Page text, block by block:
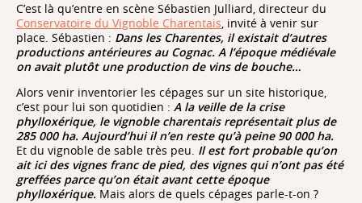
C’est là qu’entre en scène Sébastien Julliard, directeur du
Conservatoire du Vignoble Charentais, invité à venir sur
place. Sébastien : Dans les Charentes, il existait d’autres
productions antérieures au Cognac. A l’époque médiévale
on avait plutôt une production de vins de bouche…
Alors venir inventorier les cépages sur un site historique,
c’est pour lui son quotidien : A la veille de la crise
phylloxérique, le vignoble charentais représentait plus de
285 000 ha. Aujourd’hui il n’en reste qu’à peine 90 000 ha.
Et du vignoble de sable très peu. Il est fort probable qu’on
ait ici des vignes franc de pied, des vignes qui n’ont pas été
greffées parce qu’on était avant cette époque
phylloxérique. Mais alors de quels cépages parle-t-on ?